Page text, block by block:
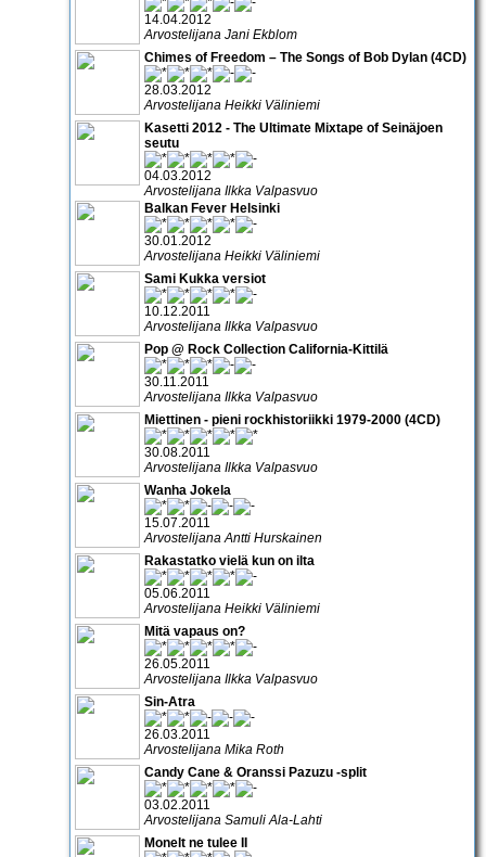
14.04.2012
Arvostelijana Jani Ekblom
Chimes of Freedom – The Songs of Bob Dylan (4CD)
28.03.2012
Arvostelijana Heikki Väliniemi
Kasetti 2012 - The Ultimate Mixtape of Seinäjoen
seutu
04.03.2012
Arvostelijana Ilkka Valpasvuo
Balkan Fever Helsinki
30.01.2012
Arvostelijana Heikki Väliniemi
Sami Kukka versiot
10.12.2011
Arvostelijana Ilkka Valpasvuo
Pop @ Rock Collection California-Kittilä
30.11.2011
Arvostelijana Ilkka Valpasvuo
Miettinen - pieni rockhistoriikki 1979-2000 (4CD)
30.08.2011
Arvostelijana Ilkka Valpasvuo
Wanha Jokela
15.07.2011
Arvostelijana Antti Hurskainen
Rakastatko vielä kun on ilta
05.06.2011
Arvostelijana Heikki Väliniemi
Mitä vapaus on?
26.05.2011
Arvostelijana Ilkka Valpasvuo
Sin-Atra
26.03.2011
Arvostelijana Mika Roth
Candy Cane & Oranssi Pazuzu -split
03.02.2011
Arvostelijana Samuli Ala-Lahti
Monelt ne tulee II